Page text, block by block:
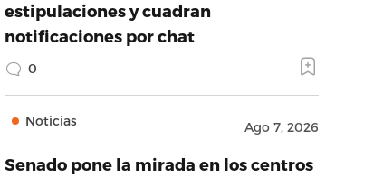
estipulaciones y cuadran
notificaciones por chat
0
Noticias Ago 7, 2026
Senado pone la mirada en los centros